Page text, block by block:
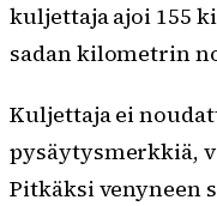
kuljettaja ajoi 155
sadan kilometrin
Kuljettaja ei
pysäytysmerkkiä,
Pitkäksi venyneen